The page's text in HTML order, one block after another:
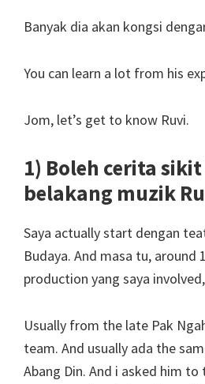
Banyak dia akan kongsi
You can learn a lot from his
Jom, let’s get to know Ruvi.
1) Boleh cerita
belakang muzik
Saya actually start dengan
Budaya. And masa tu, around
production yang saya
Usually from the late Pak
team. And usually ada the
Abang Din. And i asked him